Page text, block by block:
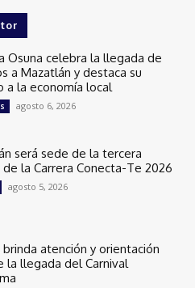
Osuna celebra la llegada de
a Mazatlán y destaca su
a la economía local
agosto 6, 2026
será sede de la tercera
de la Carrera Conecta-Te 2026
agosto 5, 2026
brinda atención y orientación
la llegada del Carnival